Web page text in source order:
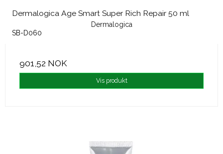
Dermalogica Age Smart Super Rich Repair 50 ml
Dermalogica
SB-D060
901,52 NOK
Vis produkt